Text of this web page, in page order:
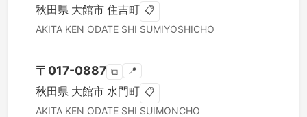
秋田県 大館市 住吉町 📋
AKITA KEN ODATE SHI SUMIYOSHICHO
〒 017-0887 ⧉ 📍
秋田県 大館市 水門町 📋
AKITA KEN ODATE SHI SUIMONCHO